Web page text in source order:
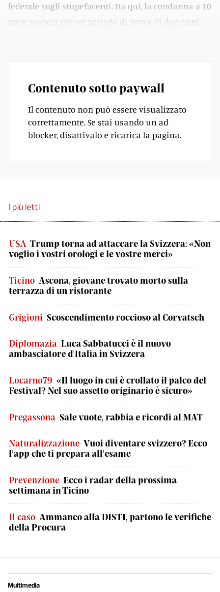
federale sugli stupefacenti. Da qui, la condanna a 10
mesi sospesi per un periodo di prova di due anni,
Contenuto sotto paywall
Il contenuto non può essere visualizzato
correttamente. Se stai usando un ad
blocker, disattivalo e ricarica la pagina.
I più letti
USA Trump torna ad attaccare la Svizzera: «Non
voglio i vostri orologi e le vostre merci»
Ticino Ascona, giovane trovato morto sulla
terrazza di un ristorante
Grigioni Scoscendimento roccioso al Corvatsch
Diplomazia Luca Sabbatucci è il nuovo
ambasciatore d'Italia in Svizzera
Locarno79 «Il luogo in cui è crollato il palco del
Festival? Nel suo assetto originario è sicuro»
Pregassona Sale vuote, rabbia e ricordi al MAT
Naturalizzazione Vuoi diventare svizzero? Ecco
l’app che ti prepara all’esame
Prevenzione Ecco i radar della prossima
settimana in Ticino
Il caso Ammanco alla DISTI, partono le verifiche
della Procura
Multimedia